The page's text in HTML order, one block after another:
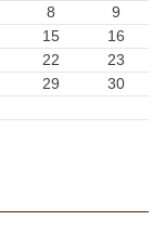
8
9
15
16
22
23
29
30